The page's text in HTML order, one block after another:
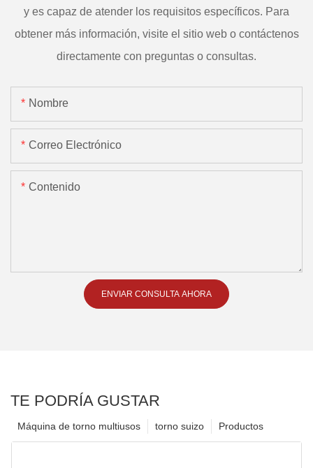
y es capaz de atender los requisitos específicos. Para
obtener más información, visite el sitio web o contáctenos
directamente con preguntas o consultas.
Nombre
Correo Electrónico
Contenido
ENVIAR CONSULTA AHORA
TE PODRÍA GUSTAR
Productos
torno suizo
Máquina de torno multiusos